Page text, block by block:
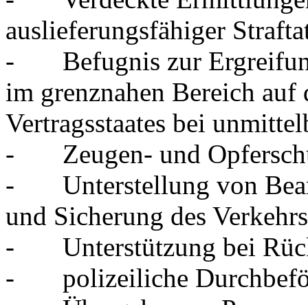
auslieferungsfähiger
- Befugnis zur
im grenznahen Bereich auf
Vertragsstaates bei
- Zeugen- und
- Unterstellung von
und Sicherung des
- Unterstützung bei
- polizeiliche